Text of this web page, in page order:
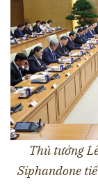
Thủ tướng
Siphandone